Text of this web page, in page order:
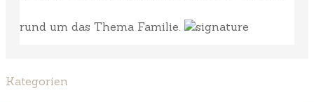
rund um das Thema Familie.
Kategorien